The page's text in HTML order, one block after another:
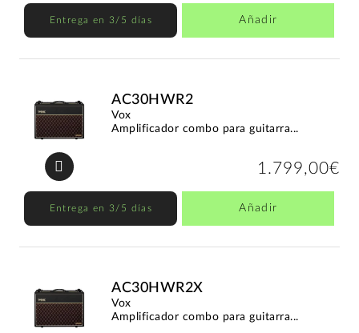
Entrega en 3/5 días Añadir
AC30HWR2
Vox
Amplificador combo para guitarra...
1.799,00€
Entrega en 3/5 días Añadir
AC30HWR2X
Vox
Amplificador combo para guitarra...